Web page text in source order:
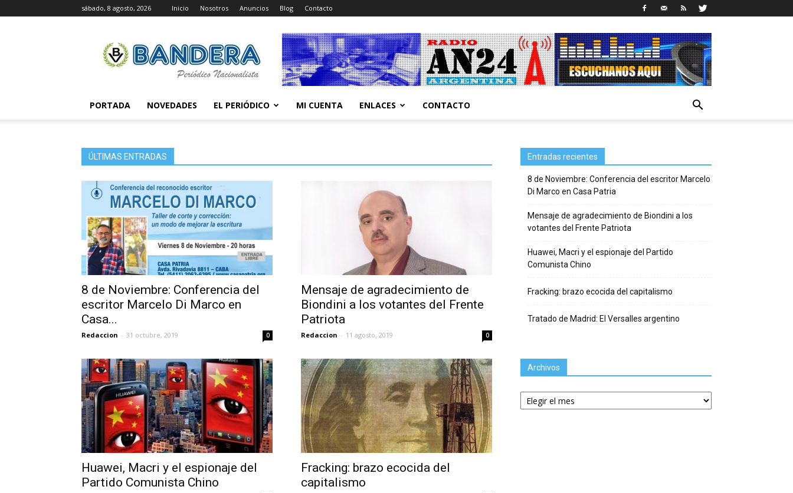
sábado, 8 agosto, 2026 Inicio Nosotros Anuncios Blog Contacto
Bandera
PORTADA NOVEDADES EL PERIÓDICO MI CUENTA ENLACES CONTACTO
ÚLTIMAS ENTRADAS
8 de Noviembre: Conferencia del
escritor Marcelo Di Marco en
Casa...
Redaccion - 31 octubre, 2019 0
Mensaje de agradecimiento de
Biondini a los votantes del Frente
Patriota
Redaccion - 11 agosto, 2019 0
Huawei, Macri y el espionaje del
Partido Comunista Chino
Fracking: brazo ecocida del
capitalismo
Entradas recientes
8 de Noviembre: Conferencia del escritor Marcelo
Di Marco en Casa Patria
Mensaje de agradecimiento de Biondini a los
votantes del Frente Patriota
Huawei, Macri y el espionaje del Partido
Comunista Chino
Fracking: brazo ecocida del capitalismo
Tratado de Madrid: El Versalles argentino
Archivos
Archivos